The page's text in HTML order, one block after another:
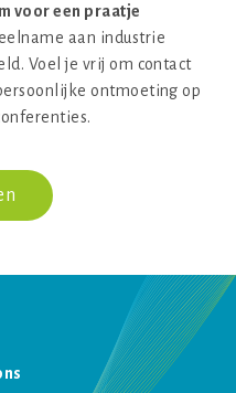
voor een praatje
aan industrie
Voel je vrij om contact
ontmoeting op